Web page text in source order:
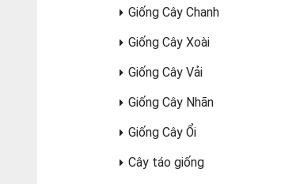
Giống Cây Chanh
Giống Cây Xoài
Giống Cây Vải
Giống Cây Nhãn
Giống Cây Ổi
Cây táo giống